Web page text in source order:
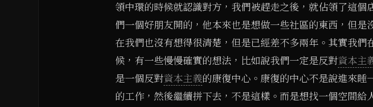
領中環的時候就認識對方，我們被趕走之後，就佔領了這個
們一個好朋友開的，他本來也是想做一些社區的東西，但是
在我們也沒有想得很清楚，但是已經差不多兩年。其實我們
候，有一些慢慢確實的想法，比如說我們一定是反對資本主
是一個反對資本主義的康復中心。康復的中心不是說進來睡
的工作，然後繼續拼下去，不是這樣。而是想找一個空間給